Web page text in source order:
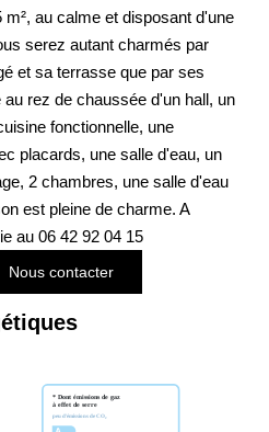
au calme et disposant d'une
serez autant charmés par
et sa terrasse que par ses
rez de chaussée d'un hall, un
fonctionnelle, une
placards, une salle d'eau, un
2 chambres, une salle d'eau
est pleine de charme. A
au 06 42 92 04 15
Nous contacter